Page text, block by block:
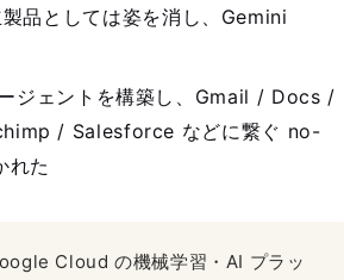
品としては姿を消し、Gemini
ジェントを構築し、Gmail / Docs /
/ Salesforce などに繋ぐ no-
れた
Cloud の機械学習・AI プラッ